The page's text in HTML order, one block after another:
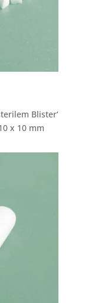
Blister‘
x 10 mm